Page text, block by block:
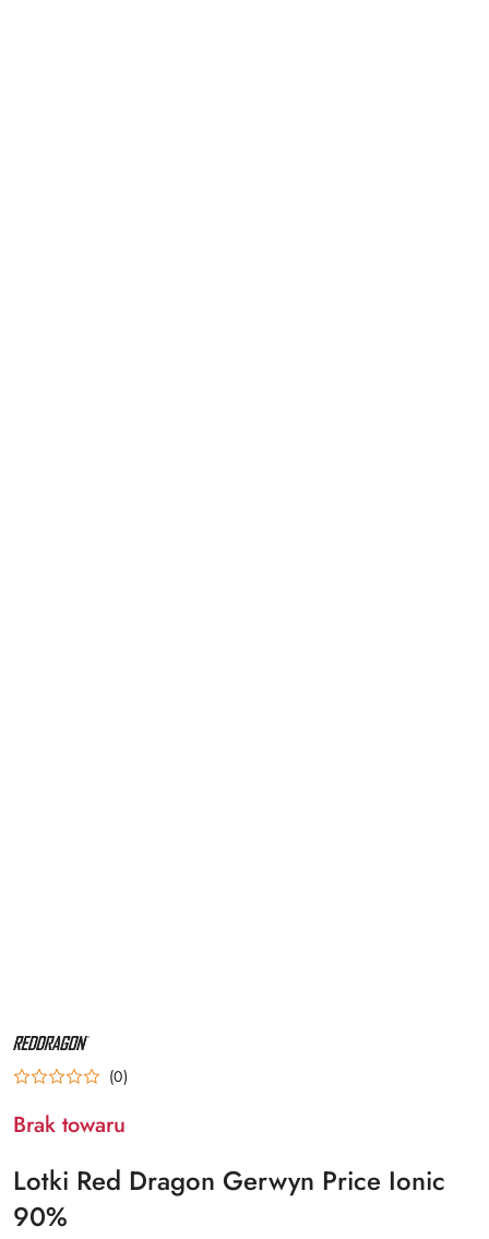
NAZWA
PRODUCENTA:
RED
DRAGON (0)
Brak towaru
Lotki Red Dragon Gerwyn Price Ionic
90%